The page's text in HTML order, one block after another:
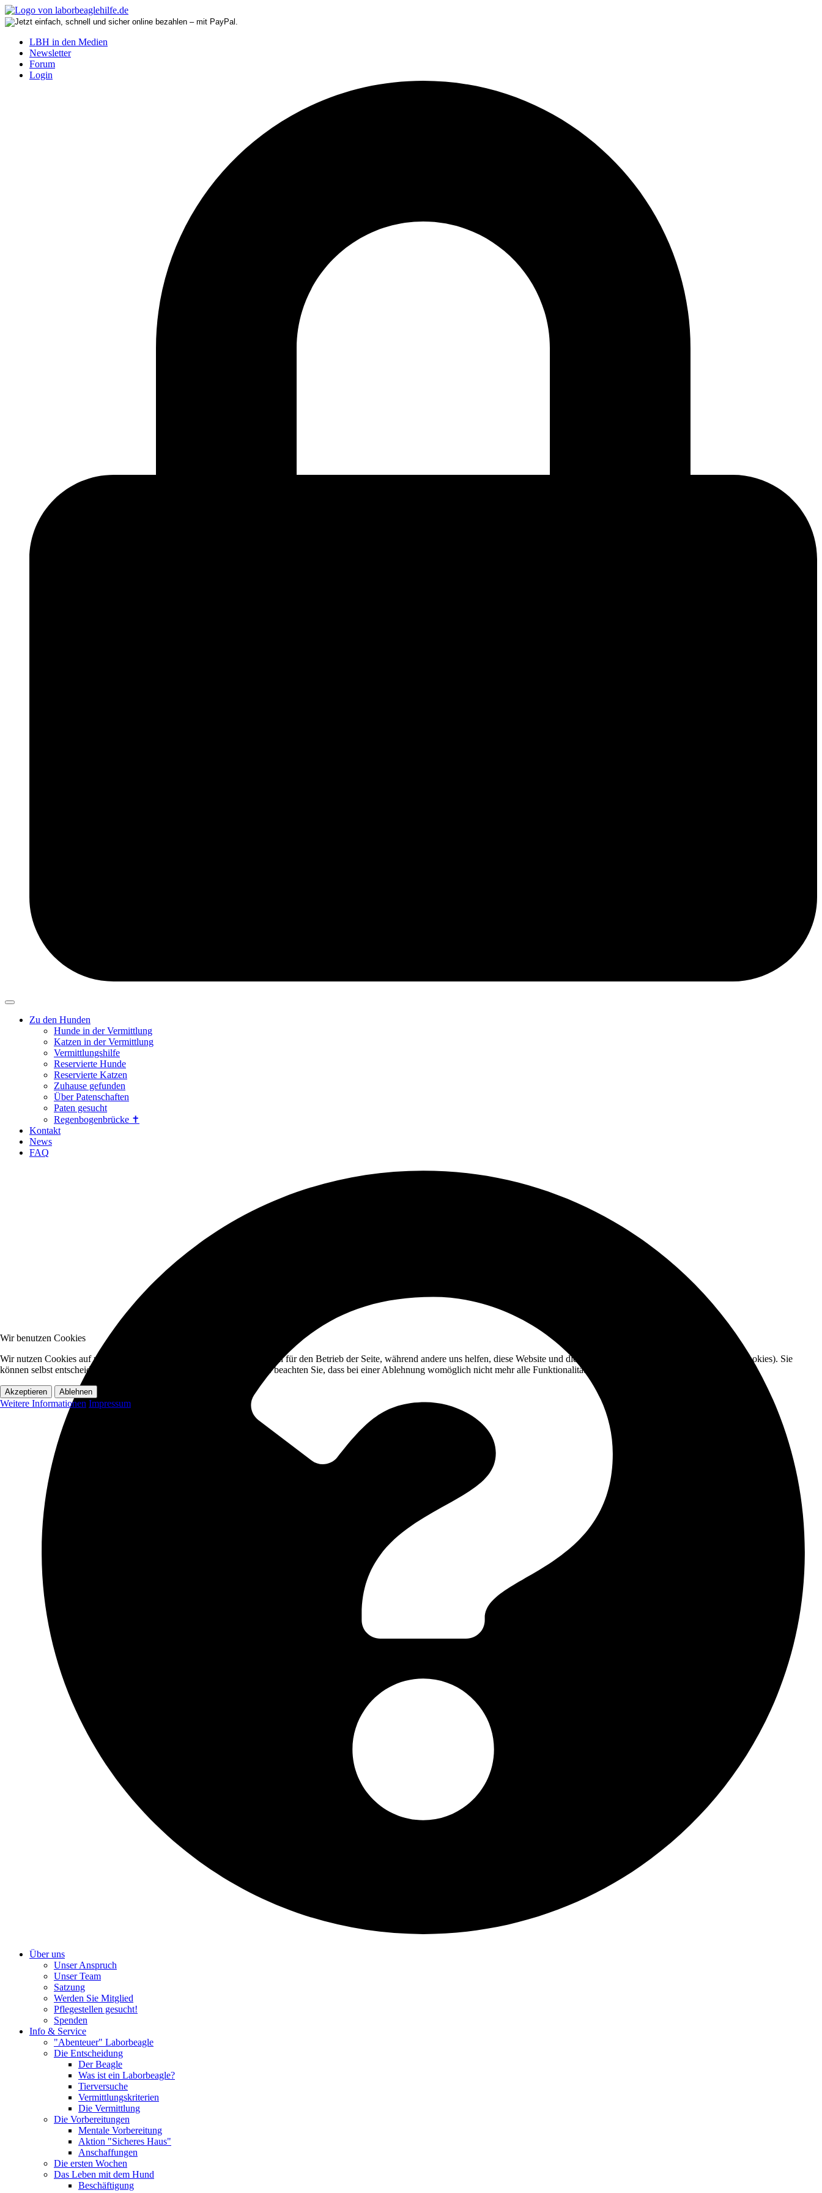
LBH in den Medien
Newsletter
Forum
Login
Zu den Hunden
Hunde in der Vermittlung
Katzen in der Vermittlung
Vermittlungshilfe
Reservierte Hunde
Reservierte Katzen
Zuhause gefunden
Über Patenschaften
Paten gesucht
Regenbogenbrücke ✝
Kontakt
News
FAQ
Über uns
Unser Anspruch
Unser Team
Satzung
Werden Sie Mitglied
Pflegestellen gesucht!
Spenden
Info & Service
"Abenteuer" Laborbeagle
Die Entscheidung
Der Beagle
Was ist ein Laborbeagle?
Tierversuche
Vermittlungskriterien
Die Vermittlung
Die Vorbereitungen
Mentale Vorbereitung
Aktion "Sicheres Haus"
Anschaffungen
Die ersten Wochen
Das Leben mit dem Hund
Beschäftigung
Wir benutzen Cookies
Wir nutzen Cookies auf unserer Website. Einige von ihnen sind essenziell für den Betrieb der Seite, während andere uns helfen, diese Website und die Nutzererfahrung zu verbessern (Tracking Cookies). Sie
können selbst entscheiden, ob Sie die Cookies zulassen möchten. Bitte beachten Sie, dass bei einer Ablehnung womöglich nicht mehr alle Funktionalitäten der Seite zur Verfügung stehen.
Akzeptieren Ablehnen
Weitere Informationen Impressum